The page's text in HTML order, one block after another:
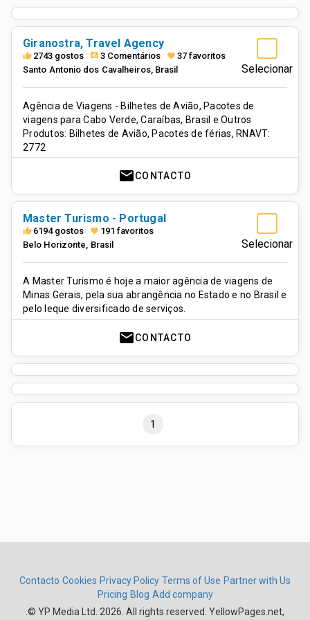
Selecionar
Giranostra, Travel Agency
thumb_up 2743 gostos rate_review 3 Comentários favorite 37 favoritos
Santo Antonio dos Cavalheiros, Brasil
Agência de Viagens - Bilhetes de Avião, Pacotes de
viagens para Cabo Verde, Caraíbas, Brasil e Outros
Produtos: Bilhetes de Avião, Pacotes de férias, RNAVT:
2772
mailCONTACTO
Selecionar
Master Turismo - Portugal
thumb_up 6194 gostos favorite 191 favoritos
Belo Horizonte, Brasil
A Master Turismo é hoje a maior agência de viagens de
Minas Gerais, pela sua abrangência no Estado e no Brasil e
pelo leque diversificado de serviços.
mailCONTACTO
1
Contacto Cookies Privacy Policy Terms of Use Partner with Us
Pricing Blog Add company
© YP Media Ltd. 2026. All rights reserved. YellowPages.net,